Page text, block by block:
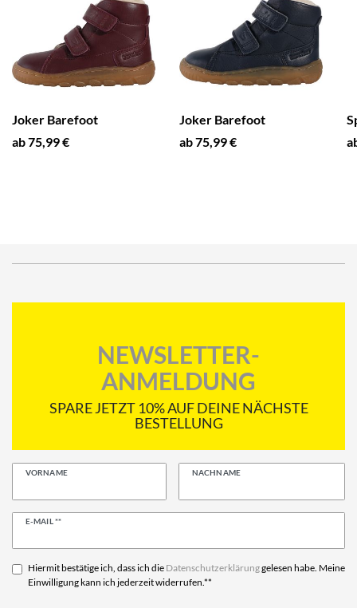
Joker Barefoot
ab 75,99 €
Joker Barefoot
ab 75,99 €
NEWSLETTER-
ANMELDUNG
SPARE JETZT 10% AUF DEINE NÄCHSTE
BESTELLUNG
VORNAME NACHNAME
E-MAIL **
Newsletter
Hiermit bestätige ich, dass ich die Daten­schutz­erklärunggelesen habe. Meine
Einwilligung kann ich jederzeit widerrufen.**